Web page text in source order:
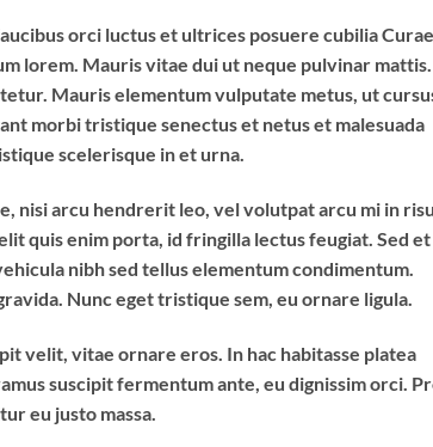
orci luctus et ultrices posuere cubilia
lorem. Mauris vitae dui ut neque pulvinar mattis.
Mauris elementum vulputate metus, ut
morbi tristique senectus et netus et malesuada
scelerisque in et urna.
nisi arcu hendrerit leo, vel volutpat arcu mi in
quis enim porta, id fringilla lectus feugiat. Sed et
nibh sed tellus elementum condimentum.
Nunc eget tristique sem, eu ornare ligula.
velit, vitae ornare eros. In hac habitasse platea
suscipit fermentum ante, eu dignissim orci.
eu justo massa.